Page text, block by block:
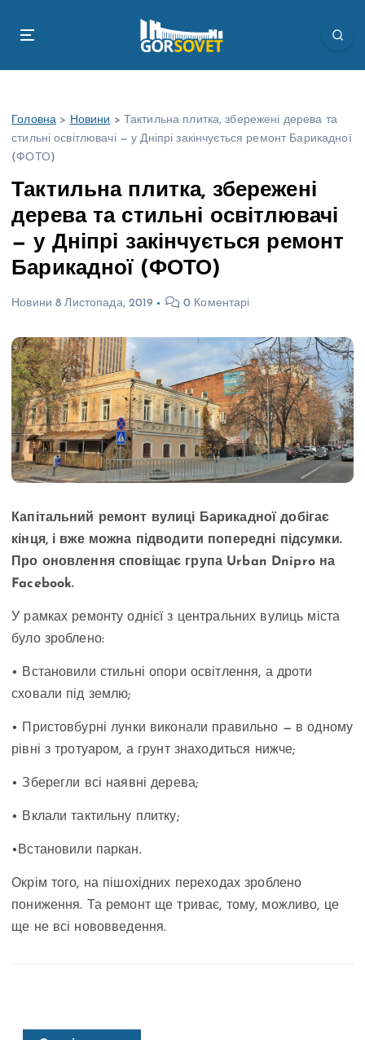
Головна > Новини >
Тактильна плитка, збережені дерева та
стильні освітлювачі — у Дніпрі закінчується ремонт Барикадної
(ФОТО)
Тактильна плитка, збережені
дерева та стильні освітлювачі
— у Дніпрі закінчується ремонт
Барикадної (ФОТО)
Новини 8 Листопада, 2019 0 Коментарі
Капітальний ремонт вулиці Барикадної добігає
кінця, і вже можна підводити попередні підсумки.
Про оновлення сповіщає група Urban Dnipro на
Facebook.
У рамках ремонту однієї з центральних вулиць міста
було зроблено:
• Встановили стильні опори освітлення, а дроти
сховали під землю;
• Пристовбурні лунки виконали правильно — в одному
рівні з тротуаром, а грунт знаходиться нижче;
• Зберегли всі наявні дерева;
• Вклали тактильну плитку;
• Встановили паркан.
Окрім того, на пішохідних переходах зроблено
пониження. Та ремонт ще триває, тому, можливо, це
ще не всі нововведення.